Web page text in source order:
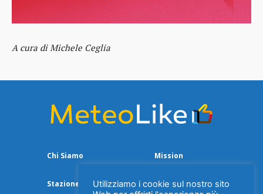
A cura di Michele Ceglia
Chi Siamo Mission
Stazione MeteoUtilizziamo i cookie sul nostro sito